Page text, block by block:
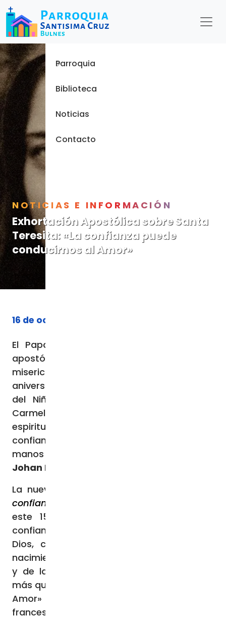
NOTICIAS E INFORMACIÓN
Exhortación Apostólica sobre Santa
Teresita: «La confianza puede
conducirnos al Amor»
16 de octubre de 2023
El Papa Francisco publica la exhortación
apostólica sobre la confianza en el amor
misericordioso de Dios, con motivo del 150
aniversario del nacimiento de Santa Teresa
del Niño Jesús y de la Santa Faz -del
Carmelo de Lisieux- reconociendo el tesoro
espiritual de su “caminito espiritual”: «es la
confianza la que nos permite poner en las
manos de Dios lo que sólo Él puede hacer».
Johan Pacheco – Ciudad del Vaticano
La nueva
confiance
este 15 de octubre, es dedicada a la
confianza en el amor misericordiosos de
Dios, con motivo del 150 aniversario del
nacimiento de Santa Teresa del Niño Jesús
y de la Santa Faz: «La confianza, y nada
más que la confianza, puede conducirnos al
Amor» (1), palabras de la joven santa
francesa que «resumen la genialidad de su
Menu
Inicio
Parroquia
Biblioteca
Noticias
Contacto